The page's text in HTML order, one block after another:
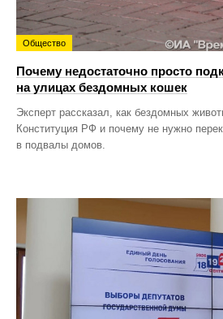
Общество
Почему недостаточно просто
на улицах бездомных кошек
Эксперт рассказал, как бездомных
Конституция РФ и почему не нужно
в подвалы домов.